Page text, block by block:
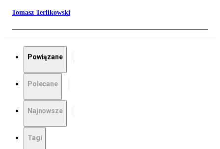
Tomasz Terlikowski
Powiązane
Polecane
Najnowsze
Tagi